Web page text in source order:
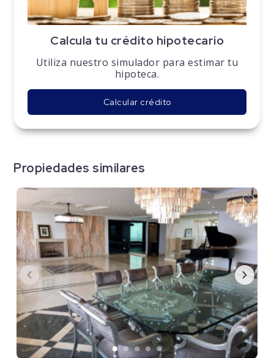
Calcula tu crédito hipotecario
Utiliza nuestro simulador para estimar tu
hipoteca.
Calcular crédito
Propiedades similares